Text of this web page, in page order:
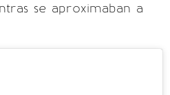
se aproximaban a